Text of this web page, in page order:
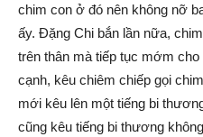
chim con ở đó nên không nỡ
ấy. Đặng Chi bắn lần nữa,
trên thân mà tiếp tục mớm
cạnh, kêu chiêm chiếp gọi
mới kêu lên một tiếng bi
cũng kêu tiếng bi thương